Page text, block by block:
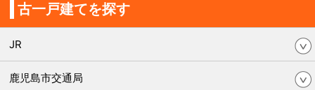
古一戸建てを探す
JR
鹿児島市交通局